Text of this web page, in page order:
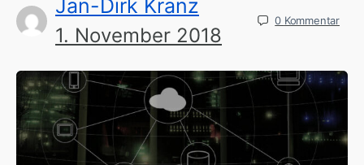
Jan-Dirk Kranz
1. November 2018
0 Kommentar